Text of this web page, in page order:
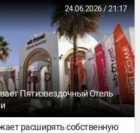
Каждая остановка —
культовый отель или
— станет частью маршрута.
мастеров и
сольются в едином
обретут силу рассказа.
рассказчиками, превращая
в историю, заключённую в
24.06.2026 / 21:17
Пятизвездочный Отель
расширять собственную